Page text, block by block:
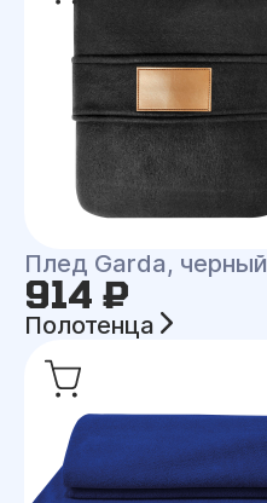
Плед Garda, черный
914 ₽
Полотенца